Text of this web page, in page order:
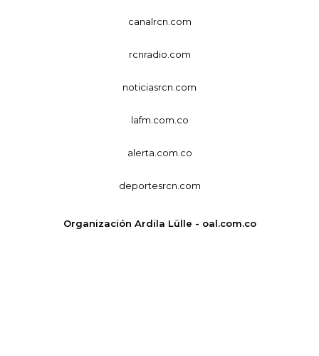
canalrcn.com
rcnradio.com
noticiasrcn.com
lafm.com.co
alerta.com.co
deportesrcn.com
Organización Ardila Lülle - oal.com.co